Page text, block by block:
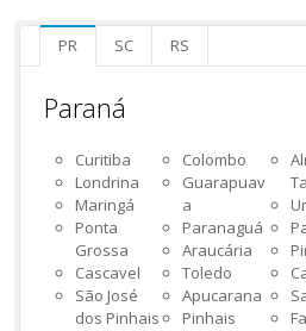
PR SC RS
Paraná
Curitiba
Londrina
Maringá
Ponta
Grossa
Cascavel
São José
dos Pinhais
Colombo
Guarapuav
a
Paranaguá
Araucária
Toledo
Apucarana
Pinhais